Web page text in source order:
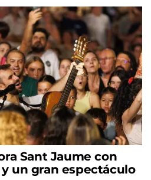
Sant Jaume con
un gran espectáculo